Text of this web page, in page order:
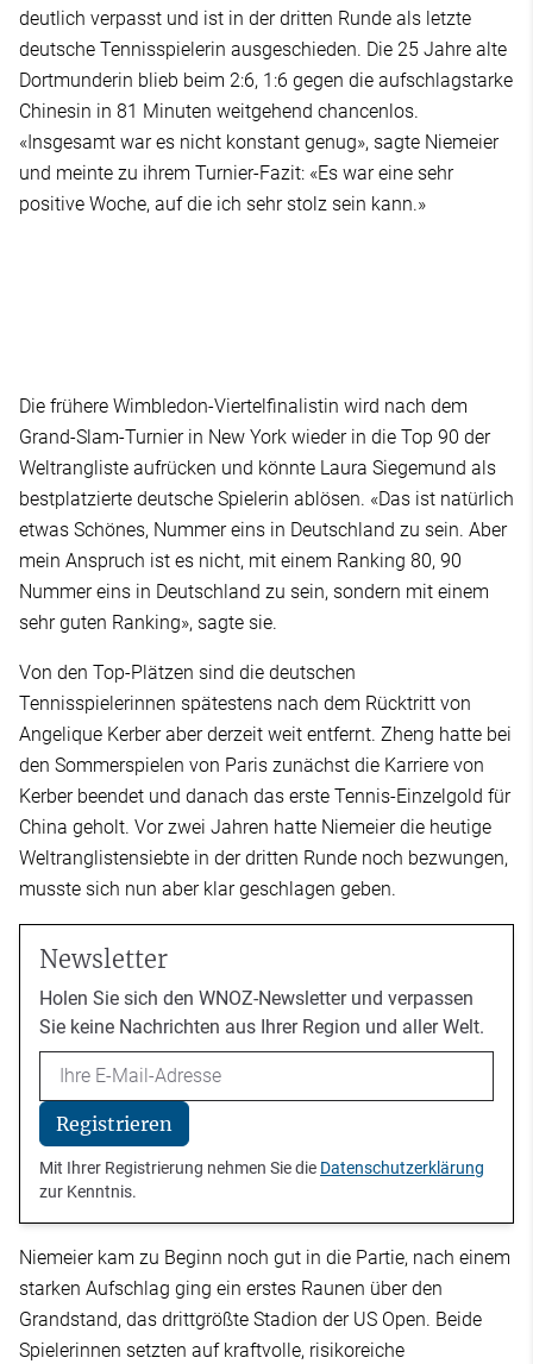
deutlich verpasst und ist in der dritten Runde als letzte
deutsche Tennisspielerin ausgeschieden. Die 25 Jahre alte
Dortmunderin blieb beim 2:6, 1:6 gegen die aufschlagstarke
Chinesin in 81 Minuten weitgehend chancenlos.
«Insgesamt war es nicht konstant genug», sagte Niemeier
und meinte zu ihrem Turnier-Fazit: «Es war eine sehr
positive Woche, auf die ich sehr stolz sein kann.»
Die frühere Wimbledon-Viertelfinalistin wird nach dem
Grand-Slam-Turnier in New York wieder in die Top 90 der
Weltrangliste aufrücken und könnte Laura Siegemund als
bestplatzierte deutsche Spielerin ablösen. «Das ist natürlich
etwas Schönes, Nummer eins in Deutschland zu sein. Aber
mein Anspruch ist es nicht, mit einem Ranking 80, 90
Nummer eins in Deutschland zu sein, sondern mit einem
sehr guten Ranking», sagte sie.
Von den Top-Plätzen sind die deutschen
Tennisspielerinnen spätestens nach dem Rücktritt von
Angelique Kerber aber derzeit weit entfernt. Zheng hatte bei
den Sommerspielen von Paris zunächst die Karriere von
Kerber beendet und danach das erste Tennis-Einzelgold für
China geholt. Vor zwei Jahren hatte Niemeier die heutige
Weltranglistensiebte in der dritten Runde noch bezwungen,
musste sich nun aber klar geschlagen geben.
Newsletter
Holen Sie sich den WNOZ-Newsletter und verpassen
Sie keine Nachrichten aus Ihrer Region und aller Welt.
Email
Registrieren
Mit Ihrer Registrierung nehmen Sie die Datenschutzerklärung
zur Kenntnis.
Niemeier kam zu Beginn noch gut in die Partie, nach einem
starken Aufschlag ging ein erstes Raunen über den
Grandstand, das drittgrößte Stadion der US Open. Beide
Spielerinnen setzten auf kraftvolle, risikoreiche